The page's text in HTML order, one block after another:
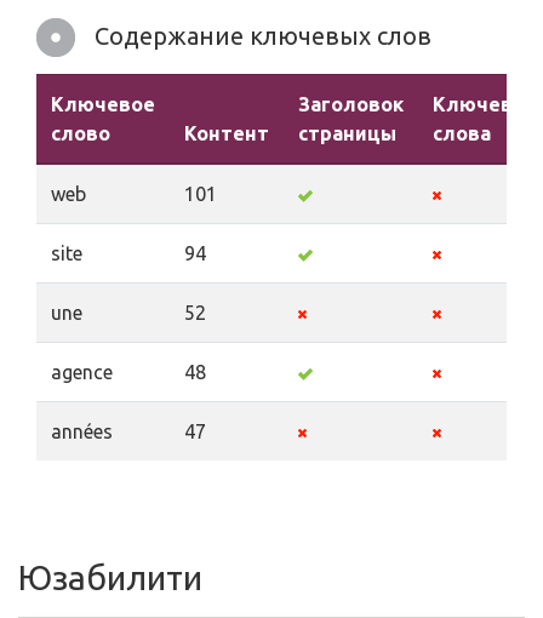
Содержание ключевых слов
Ключевое
слово
Контент
Заголовок
страницы
Ключевые
слова
web 101
site 94
une 52
agence 48
années 47
Юзабилити